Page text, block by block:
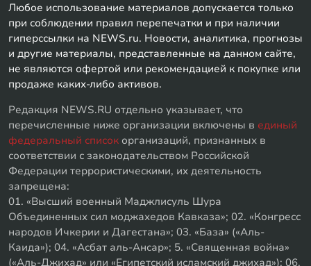
Любое использование материалов допускается только
при соблюдении правил перепечатки и при наличии
гиперссылки на NEWS.ru. Новости, аналитика, прогнозы
и другие материалы, представленные на данном сайте,
не являются офертой или рекомендацией к покупке или
продаже каких-либо активов.
Редакция NEWS.RU отдельно указывает, что
перечисленные ниже организации включены в единый
федеральный список организаций, признанных в
соответствии с законодательством Российской
Федерации террористическими, их деятельность
запрещена:
01. «Высший военный Маджлисуль Шура
Объединенных сил моджахедов Кавказа»; 02. «Конгресс
народов Ичкерии и Дагестана»; 03. «База» («Аль-
Каида»); 04. «Асбат аль-Ансар»; 5. «Священная война»
(«Аль-Джихад» или «Египетский исламский джихад»); 06.